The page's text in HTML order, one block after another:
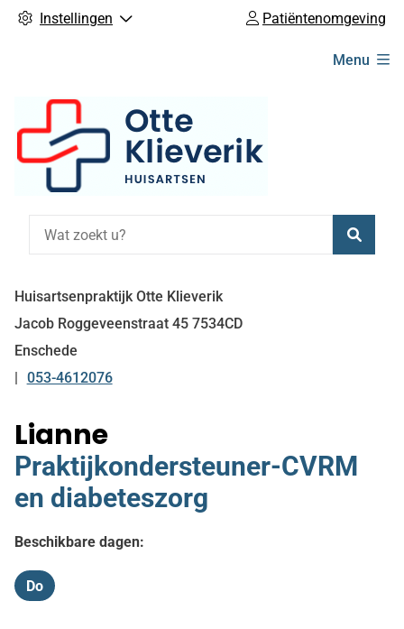
Instellingen Patiëntenomgeving
Menu
Huisartsenpraktijk Otte Klieverik
Jacob Roggeveenstraat 45 7534CD
Enschede
Tel:
053-4612076
Lianne
Praktijkondersteuner-CVRM
en diabeteszorg
Beschikbare dagen:
Donderdag
Do